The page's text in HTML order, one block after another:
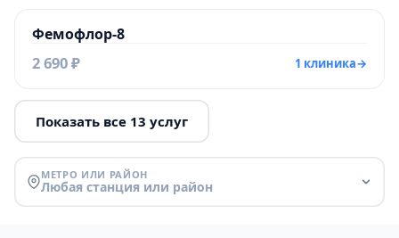
Фемофлор-8
2 690 ₽ 1 клиника→
Показать все 13 услуг
МЕТРО ИЛИ РАЙОН
Любая станция или район